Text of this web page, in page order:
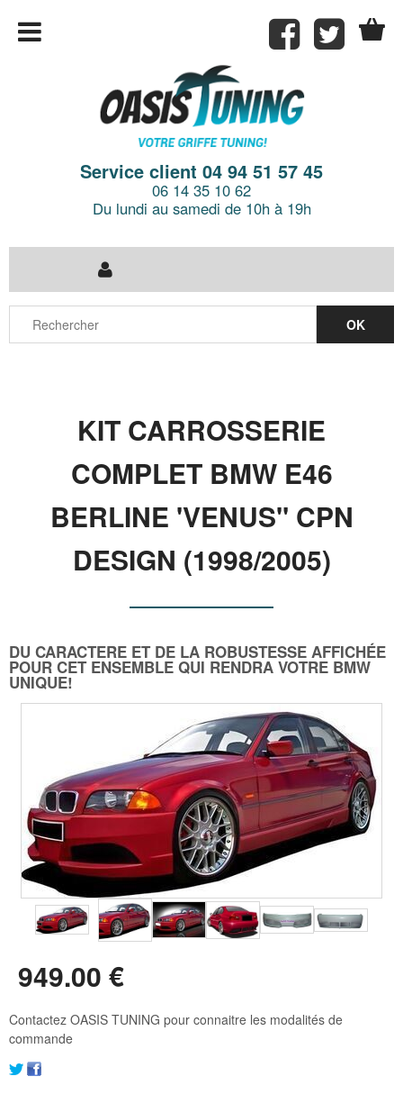
Service client 04 94 51 57 45
06 14 35 10 62
Du lundi au samedi de 10h à 19h
KIT CARROSSERIE
COMPLET BMW E46
BERLINE 'VENUS" CPN
DESIGN (1998/2005)
DU CARACTERE ET DE LA ROBUSTESSE AFFICHÉE
POUR CET ENSEMBLE QUI RENDRA VOTRE BMW
UNIQUE!
949.00 €
Contactez OASIS TUNING pour connaitre les modalités de
commande